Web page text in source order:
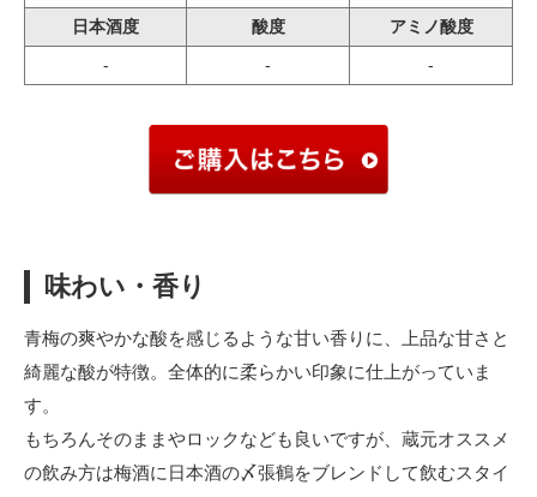
日本酒度
酸度
アミノ酸度
-
- -
味わい・香り
青梅の爽やかな酸を感じるような甘い香りに、上品な甘さと
綺麗な酸が特徴。全体的に柔らかい印象に仕上がっていま
す。
もちろんそのままやロックなども良いですが、蔵元オススメ
の飲み方は梅酒に日本酒の〆張鶴をブレンドして飲むスタイ